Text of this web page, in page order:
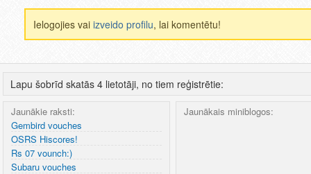
Ielogojies vaiizveido profilu, lai komentētu!
Lapu šobrīd skatās 4 lietotāji, no tiem reģistrētie:
Jaunākie raksti:
Gembird vouches
OSRS Hiscores!
Rs 07 vounch:)
Subaru vouches
Jaunākais miniblogos: